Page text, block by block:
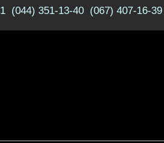
(044) 351-13-40 (067) 407-16-